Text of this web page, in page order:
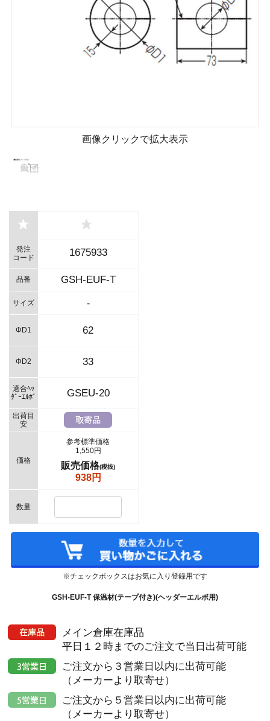
画像クリックで拡大表示
※チェックボックスはお気に入り登録用です
GSH-EUF-T 保温材(テープ付き)(ヘッダーエルボ用)
発注
コード
品番
サイズ
ΦD1
ΦD2
適合ﾍｯ
ﾀﾞｰｴﾙﾎﾞ
出荷目
安
価格
数量
1675933
GSH-EUF-T
-
62
33
GSEU-20
参考標準価格
1,550円
販売価格(税抜)
938円
メイン倉庫在庫品
平日１２時までのご注文で当日出荷可能
ご注文から３営業日以内に出荷可能
（メーカーより取寄せ）
ご注文から５営業日以内に出荷可能
（メーカーより取寄せ）